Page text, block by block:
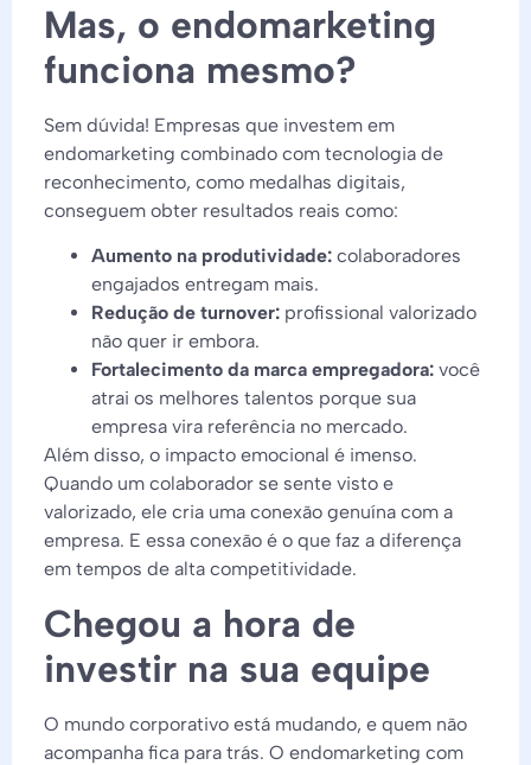
Mas, o endomarketing
funciona mesmo?
Sem dúvida! Empresas que investem em
endomarketing combinado com tecnologia de
reconhecimento, como medalhas digitais,
conseguem obter resultados reais como:
Aumento na produtividade: colaboradores
engajados entregam mais.
Redução de turnover: profissional valorizado
não quer ir embora.
Fortalecimento da marca empregadora: você
atrai os melhores talentos porque sua
empresa vira referência no mercado.
Além disso, o impacto emocional é imenso.
Quando um colaborador se sente visto e
valorizado, ele cria uma conexão genuína com a
empresa. E essa conexão é o que faz a diferença
em tempos de alta competitividade.
Chegou a hora de
investir na sua equipe
O mundo corporativo está mudando, e quem não
acompanha fica para trás. O endomarketing com